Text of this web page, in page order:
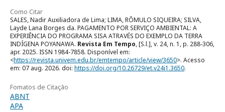
Como Citar
SALES, Nadir Auxiliadora de Lima; LIMA, RÔMULO SIQUEIRA; SILVA,
Layde Lana Borges da. PAGAMENTO POR SERVIÇO AMBIENTAL: A
EXPERIÊNCIA DO PROGRAMA SISA ATRAVÉS DO EXEMPLO DA TERRA
INDÍGENA POYANAWA. Revista Em Tempo, [S.l.], v. 24, n. 1, p. 288-306,
apr. 2025. ISSN 1984-7858. Disponível em:
<https://revista.univem.edu.br/emtempo/article/view/3650>. Acesso
em: 07 aug. 2026. doi: https://doi.org/10.26729/et.v24i1.3650.
Fomatos de Citação
ABNT
APA